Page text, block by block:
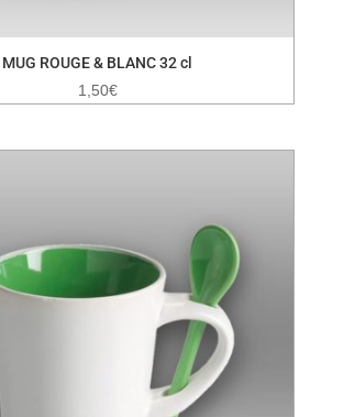
MUG ROUGE & BLANC 32 cl
1,50€